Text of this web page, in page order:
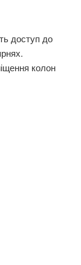
доступ до
колон